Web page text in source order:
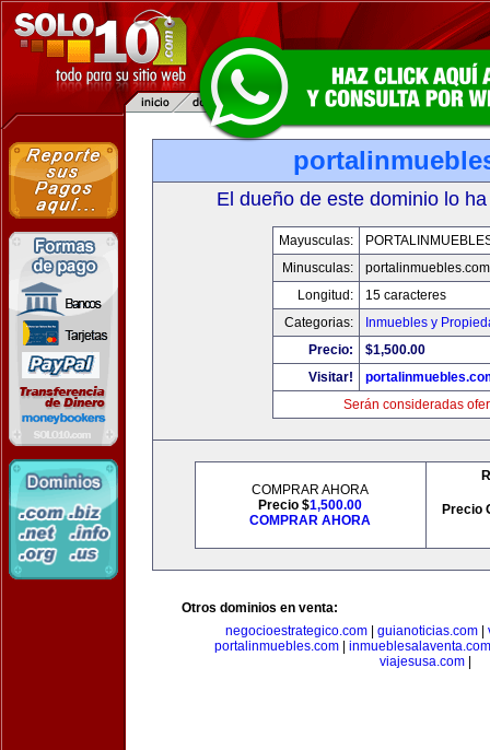
El dueño de este dominio lo
Mayusculas:
Minusculas:
portalinmuebles.com
Longitud:
15 caracteres
Categorias:
Inmuebles y
Precio:
$1,500.00
Visitar!
Serán consideradas
COMPRAR AHORA
Precio $1,500.00
COMPRAR AHORA
Precio
Otros dominios en venta:
negocioestrategico.com| guianoticias.com|
portalinmuebles.com
inmueblesalaventa.com
viajesusa.com